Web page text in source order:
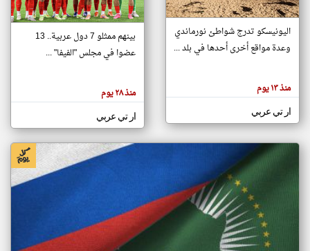
تغيير الدولة
اخبار جزر القمر على مدار الساعة
أهم اخبار جزر القمر العاجلة والمباشرة
هنا عن
وجهة
كاتبيها.
اليونيسكو تدرج شواطئ نورماندي
وعدة مواقع أخرى أحدها في بلد ...
منذ ١٣ يوم
ار تي عربي
بينهم ممثلو 7 دول عربية.. 13
عضوا في مجلس "الفيفا" ...
منذ ٢٨ يوم
ار تي عربي
klyoum.com